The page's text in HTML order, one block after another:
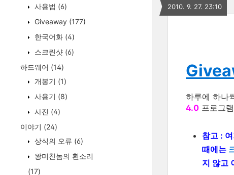
사용법 (6)
Giveaway (177)
한국어화 (4)
스크린샷 (6)
하드웨어 (14)
개봉기 (1)
사용기 (8)
사진 (4)
이야기 (24)
상식의 오류 (6)
왕미친놈의 흰소리
(17)
2010. 9. 27. 23:10
하루에 하나
4.0 프로그
참고 :
때에는
지 않고